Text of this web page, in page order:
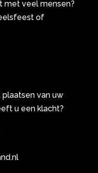
met veel mensen?
of
van uw
u een klacht?